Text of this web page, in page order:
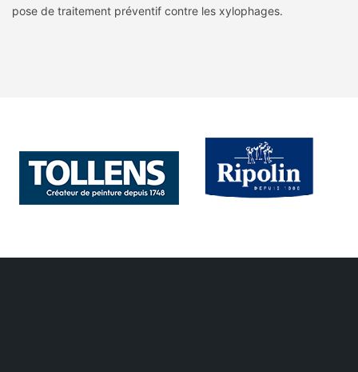
pose de traitement préventif contre les xylophages.